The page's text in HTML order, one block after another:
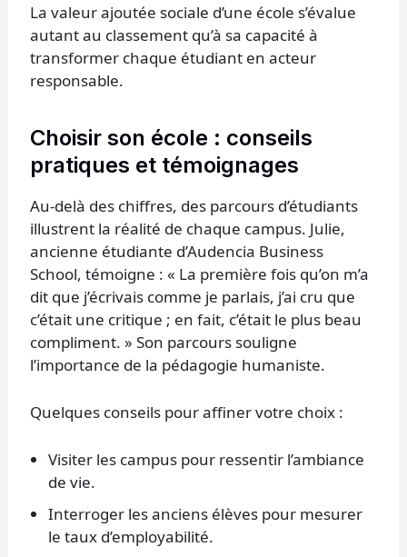
La valeur ajoutée sociale d’une école s’évalue
autant au classement qu’à sa capacité à
transformer chaque étudiant en acteur
responsable.
Choisir son école : conseils
pratiques et témoignages
Au-delà des chiffres, des parcours d’étudiants
illustrent la réalité de chaque campus. Julie,
ancienne étudiante d’Audencia Business
School, témoigne : « La première fois qu’on m’a
dit que j’écrivais comme je parlais, j’ai cru que
c’était une critique ; en fait, c’était le plus beau
compliment. » Son parcours souligne
l’importance de la pédagogie humaniste.
Quelques conseils pour affiner votre choix :
Visiter les campus pour ressentir l’ambiance
de vie.
Interroger les anciens élèves pour mesurer
le taux d’employabilité.